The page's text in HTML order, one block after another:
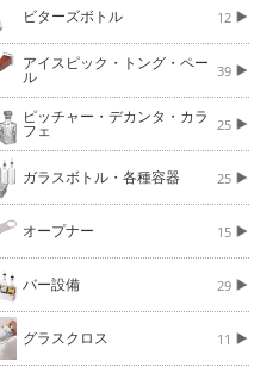
ビターズボトル 12
アイスピック・トング・ペー
ル 39
ピッチャー・デカンタ・カラ
フェ 25
ガラスボトル・各種容器 25
オープナー 15
バー設備 29
グラスクロス 11